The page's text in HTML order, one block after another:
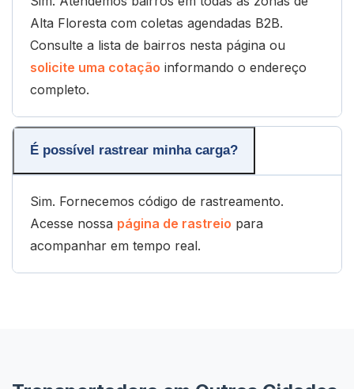
Alta Floresta com coletas agendadas B2B.
Consulte a lista de bairros nesta página ou
solicite uma cotação informando o endereço
completo.
É possível rastrear minha carga?
Sim. Fornecemos código de rastreamento.
Acesse nossa página de rastreio para
acompanhar em tempo real.